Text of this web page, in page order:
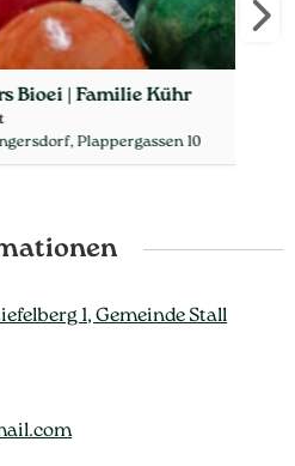
Kühr
10
1, Gemeinde Stall